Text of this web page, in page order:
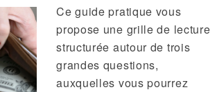
Ce guide pratique vous
propose une grille de lecture
structurée autour de trois
grandes questions,
auxquelles vous pourrez